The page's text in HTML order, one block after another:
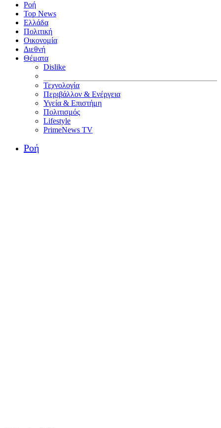
Ροή
Top News
Ελλάδα
Πολιτική
Οικονομία
Διεθνή
Θέματα
Dislike
Τεχνολογία
Περιβάλλον & Ενέργεια
Υγεία & Επιστήμη
Πολιτισμός
Lifestyle
PrimeNews TV
Ροή